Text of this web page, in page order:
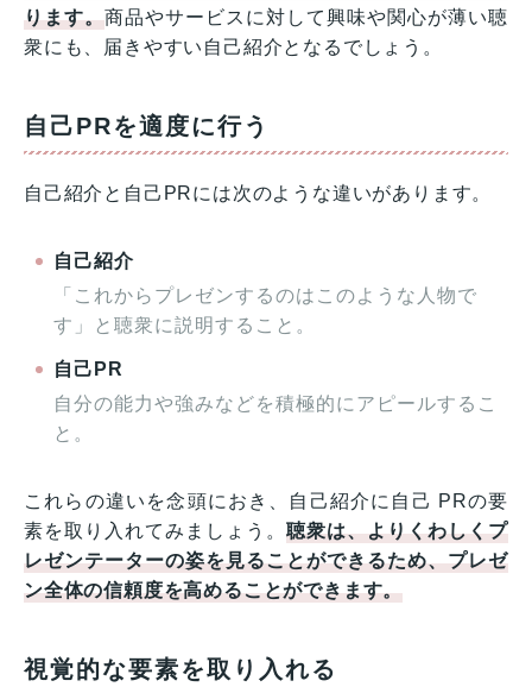
ります。商品やサービスに対して興味や関心が薄い聴
衆にも、届きやすい自己紹介となるでしょう。
自己PRを適度に行う
自己紹介と自己PRには次のような違いがあります。
自己紹介
「これからプレゼンするのはこのような人物で
す」と聴衆に説明すること。
自己PR
自分の能力や強みなどを積極的にアピールするこ
と。
これらの違いを念頭におき、自己紹介に自己 PRの要
素を取り入れてみましょう。聴衆は、よりくわしくプ
レゼンテーターの姿を見ることができるため、プレゼ
ン全体の信頼度を高めることができます。
視覚的な要素を取り入れる